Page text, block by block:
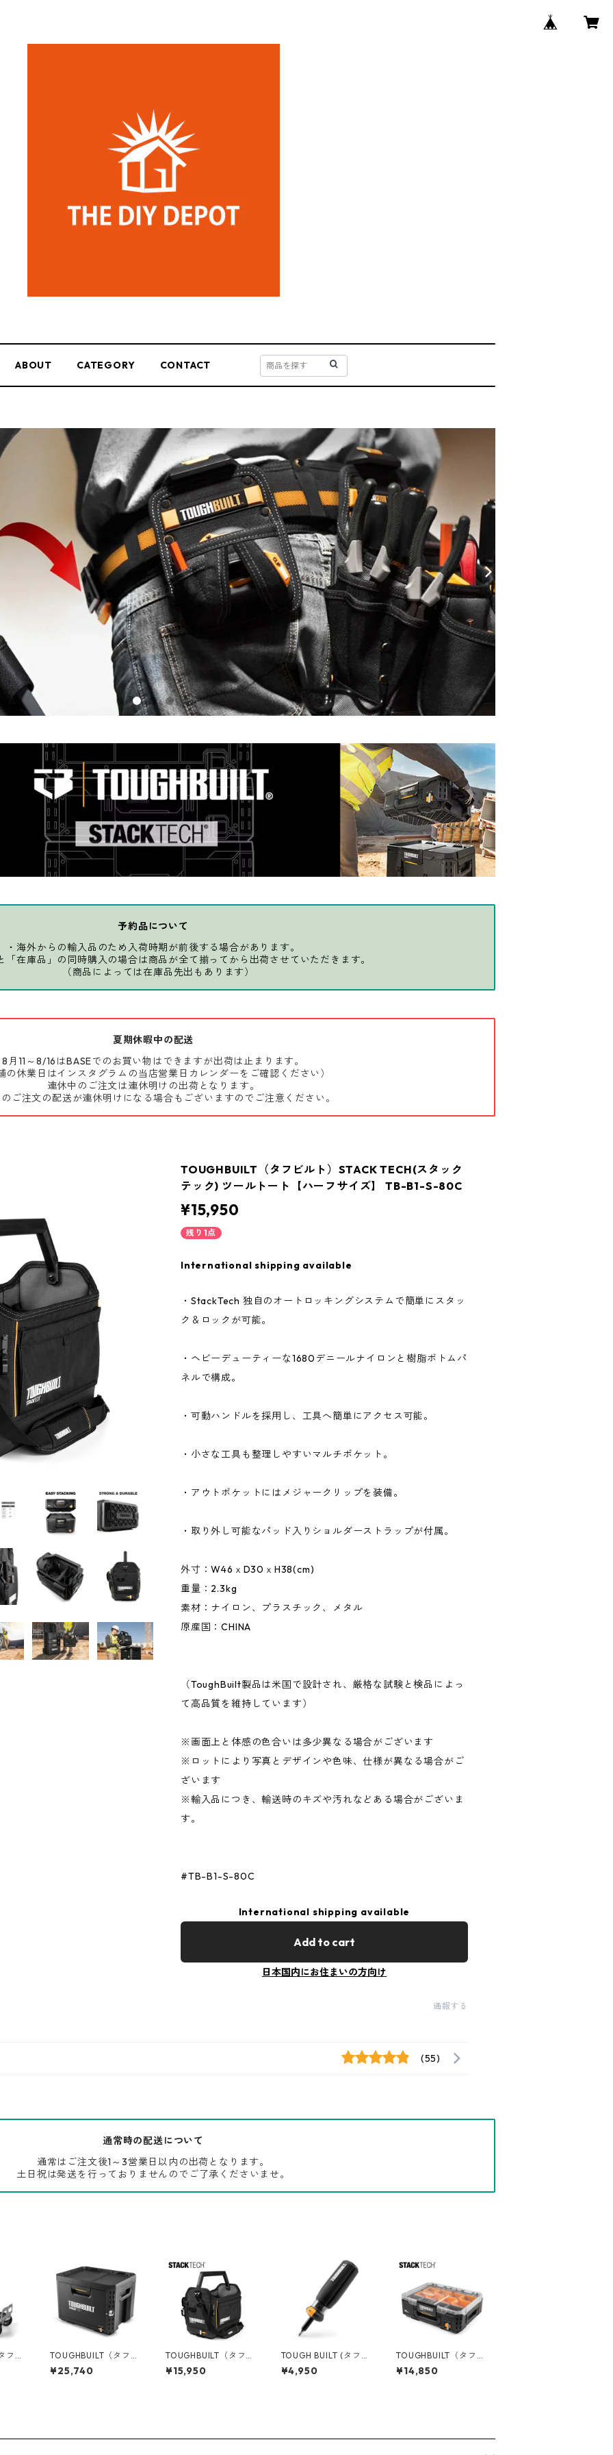
ABOUT CATEGORY CONTACT
予約品について
・海外からの輸入品のため入荷時期が前後する場合があります。
「在庫品」の同時購入の場合は商品が全て揃ってから出荷させていただきます。
（商品によっては在庫品先出もあります）
夏期休暇中の配送
8月11～8/16はBASEでのお買い物はできますが出荷は止まります。
の休業日はインスタグラムの当店営業日カレンダーをご確認ください）
連休中のご注文は連休明けの出荷となります。
ご注文の配送が連休明けになる場合もございますのでご注意ください。
TOUGHBUILT（タフビルト）STACK TECH(スタック
テック) ツールトート【ハーフサイズ】 TB-B1-S-80C
¥15,950
残り1点
International shipping available
・StackTech 独自のオートロッキングシステムで簡単にスタッ
ク＆ロックが可能。
・ヘビーデューティーな1680デニールナイロンと樹脂ボトムパ
ネルで構成。
・可動ハンドルを採用し、工具へ簡単にアクセス可能。
・小さな工具も整理しやすいマルチポケット。
・アウトポケットにはメジャークリップを装備。
・取り外し可能なパッド入りショルダーストラップが付属。
外寸：W46ｘD30ｘH38(cm)
重量：2.3kg
素材：ナイロン、プラスチック、メタル
原産国：CHINA
（ToughBuilt製品は米国で設計され、厳格な試験と検品によっ
て高品質を維持しています）
※画面上と体感の色合いは多少異なる場合がございます
※ロットにより写真とデザインや色味、仕様が異なる場合がご
ざいます
※輸入品につき、輸送時のキズや汚れなどある場合がございま
す。
#TB-B1-S-80C
International shipping available
Add to cart
日本国内にお住まいの方向け
通報する
(55)
通常時の配送について
通常はご注文後1～3営業日以内の出荷となります。
土日祝は発送を行っておりませんのでご了承くださいませ。
フビ
TOUGHBUILT（タフビ
ルト）STACK TECH(ス
タックテック) 1ドロワ
¥25,740
TOUGHBUILT（タフビ
ルト）STACK TECH(ス
タックテック) ツール
¥15,950
TOUGH BUILT (タフビ
ルト) オートローディ
ング マルチビットド
¥4,950
TOUGHBUILT（タフビ
ルト）STACK TECH(ス
タックテック) フルオ
¥14,850